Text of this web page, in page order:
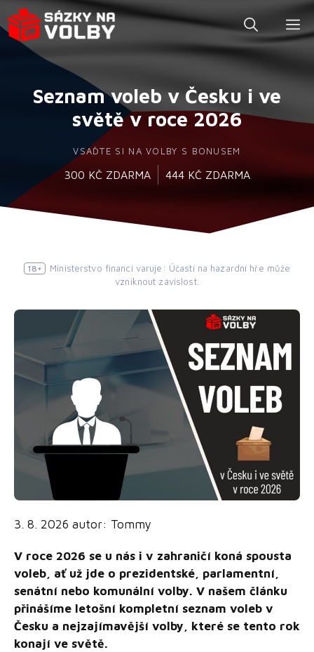
Přeskočit
na
obsah
Seznam voleb v Česku i ve
světě v roce 2026
VSAĎTE SI NA VOLBY S BONUSEM
300 KČ ZDARMA 444 KČ ZDARMA
18+
Ministerstvo financí varuje: Účastí na hazardní hře může
vzniknout závislost.
3. 8. 2026 autor: Tommy
V roce 2026 se u nás i v zahraničí koná spousta
voleb, ať už jde o prezidentské, parlamentní,
senátní nebo komunální volby. V našem článku
přinášíme letošní kompletní seznam voleb v
Česku a nejzajímavější volby, které se tento rok
konají ve světě.